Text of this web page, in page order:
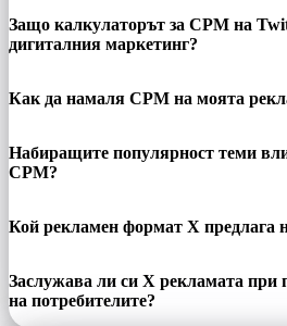
Защо калкулаторът за CPM на
дигиталния маркетинг?
Как да намаля CPM на моята
Набиращите популярност теми
CPM?
Кой рекламен формат X предлага
Заслужава ли си X рекламата при
на потребителите?